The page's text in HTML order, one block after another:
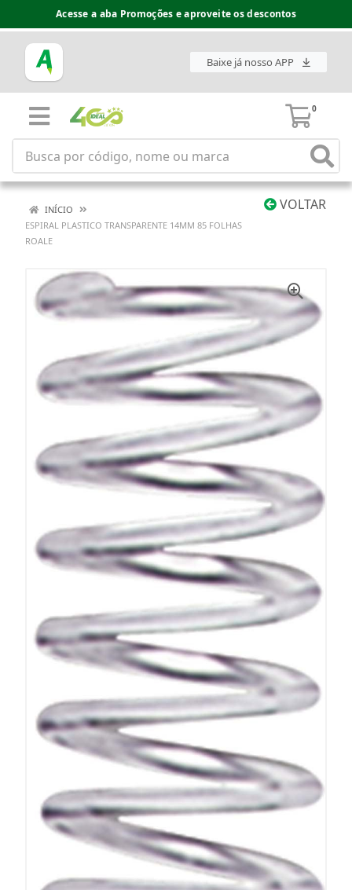
Acesse a aba Promoções e aproveite os descontos
Baixe já nosso APP
0
VOLTAR
INÍCIO
ESPIRAL PLASTICO TRANSPARENTE 14MM 85 FOLHAS
ROALE